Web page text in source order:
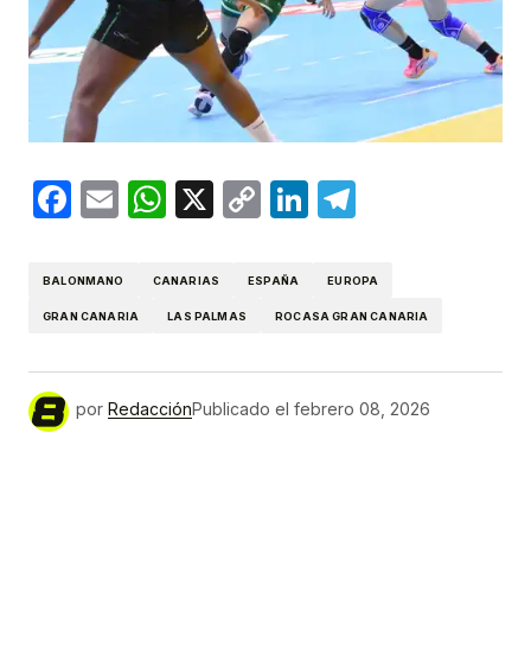
Facebook
EmailWhatsApp
X
CopyLinkedIn
BALONMANO CANARIAS ESPAÑA EUROPA
GRAN CANARIA LAS PALMAS ROCASA GRAN CANARIA
por RedacciónPublicado el febrero 08, 2026